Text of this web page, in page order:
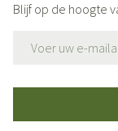
Blijf op de hoogte